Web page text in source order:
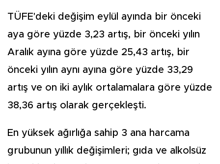
TÜFE'deki değişim eylül ayında bir önceki
aya göre yüzde 3,23 artış, bir önceki yılın
Aralık ayına göre yüzde 25,43 artış, bir
önceki yılın aynı ayına göre yüzde 33,29
artış ve on iki aylık ortalamalara göre yüzde
38,36 artış olarak gerçekleşti.
En yüksek ağırlığa sahip 3 ana harcama
grubunun yıllık değişimleri; gıda ve alkolsüz